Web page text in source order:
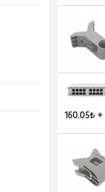
160.05₺ +